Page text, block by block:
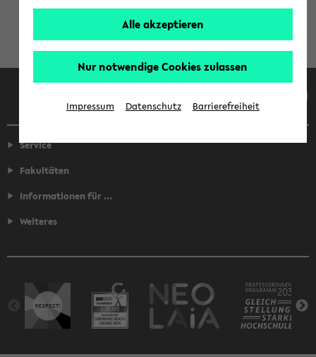
vom im eKVV gewählten Semester.
Facebook Instagram LinkedIn TikTok
Service
Fakultäten
Informationen für ...
Weiteres
Alle akzeptieren
Nur notwendige Cookies zulassen
Impressum Datenschutz Barrierefreiheit